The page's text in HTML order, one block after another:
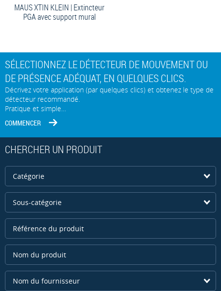
MAUS XTIN KLEIN | Extincteur
PGA avec support mural
SÉLECTIONNEZ LE DÉTECTEUR DE MOUVEMENT OU
DE PRÉSENCE ADÉQUAT, EN QUELQUES CLICS.
Décrivez votre application (par quelques clics) et obtenez le type de
détecteur recommandé.
Pratique et simple…
COMMENCER
CHERCHER UN PRODUIT
Catégorie
Sous-catégorie
Nom du fournisseur